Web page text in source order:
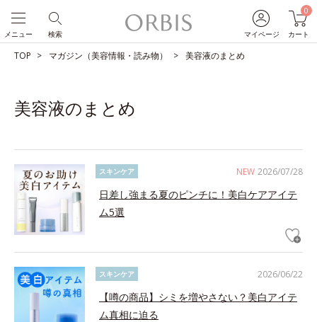
マイページ
0
カート
検索
メニュー
TOP マガジン（美容情報・読み物） 美容液のまとめ
美容液のまとめ
NEW 2026/07/28
スキンケア
日差し強まる夏のピンチに！美白ケアアイテ
ム5選
2026/06/22
スキンケア
【噂の商品】シミを増やさない？美白アイテ
ム真相に迫る